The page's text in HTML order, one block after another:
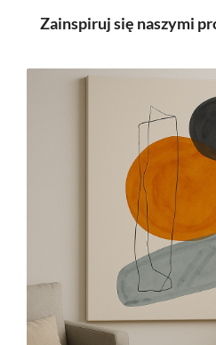
Zainspiruj się naszymi